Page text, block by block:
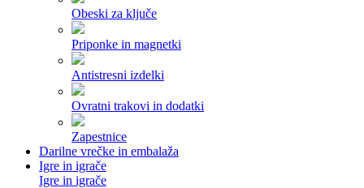
Obeski za ključe
Priponke in magnetki
Antistresni izdelki
Ovratni trakovi in dodatki
Zapestnice
Darilne vrečke in embalaža
Igre in igrače
Igre in igrače